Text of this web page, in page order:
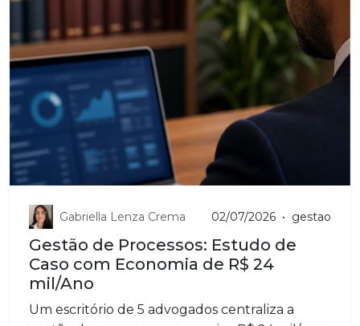
Gabriella Lenza Crema 02/07/2026 • gestao
Gestão de Processos: Estudo de
Caso com Economia de R$ 24
mil/Ano
Um escritório de 5 advogados centraliza a